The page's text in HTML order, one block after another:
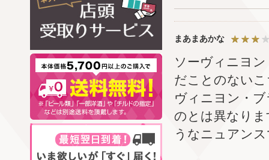
まあまあかな
ソーヴィニヨ
だことのない
ヴィニヨン・
のとは異なり
うなニュアン